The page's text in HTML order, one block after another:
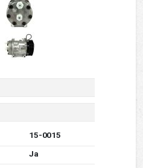
15-0015
Ja